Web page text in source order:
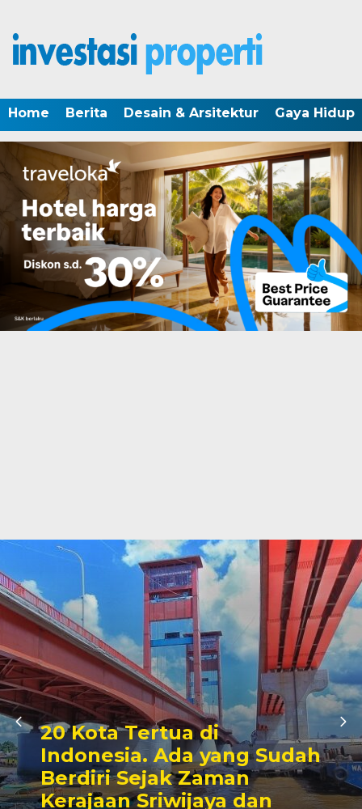
Home Berita Desain & Arsitektur Gaya Hidup
20 Kota Tertua di
Indonesia. Ada yang Sudah
Berdiri Sejak Zaman
Kerajaan Sriwijaya dan